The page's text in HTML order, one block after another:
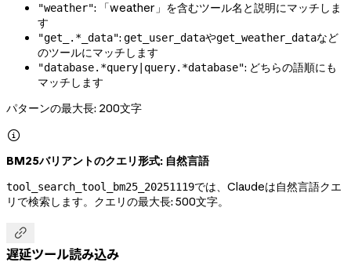
"weather": 「weather」を含むツール名と説明にマッチしま
す
"get_.*_data": get_user_dataやget_weather_dataなど
のツールにマッチします
"database.*query|query.*database": どちらの語順にも
マッチします
パターンの最大長: 200文字

BM25バリアントのクエリ形式: 自然言語
tool_search_tool_bm25_20251119では、Claudeは自然言語クエ
リで検索します。クエリの最大長: 500文字。

遅延ツール読み込み